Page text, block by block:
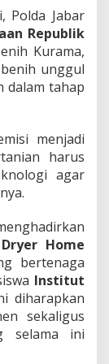
Polda Jabar
Republik
Kurama,
unggul
dalam tahap
menjadi
harus
agar
Home
bertenaga
Institut
diharapkan
sekaligus
selama ini